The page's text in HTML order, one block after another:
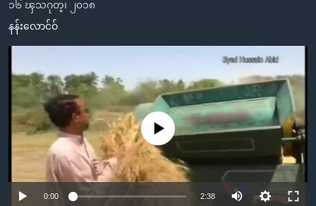
Link
များ
အကြောင်းအရာ
ကျော်
ကြည့်
နိုင်ငံတကာ
အမေရိကန်
တရုတ်
အစ္စရေး-ပါလက်စတိုင်း
ဗွီဒီယို
သတင်းလွတ်လပ်ခွင့်
ရပ်ဝန်းတခု လမ်းတခု အလွန်
အင်္ဂလိပ်စာလေ့လာမယ်
အမေရိကန်သုံးအီဒီယံ
မကြေးမုံရဲ့ အင်္ဂလိပ်စာ
ရုပ်ရှင်ထဲက အင်္ဂလိပ်စာ
သုတပဒေသာ အင်္ဂလိပ်စာ
အပတ်စဉ်ကဏ္ဍများ
ရေဒီယို
ရေဒီယိုနှင့်ရုပ်သံ အချက်အလက်များ
ရေဒီယို/တီဗွီအစီအစဉ်
၁၆ ၾသဂုတ္၊ ၂၀၁၈
နန်းလောင်ဝ်
No media source currently available
0:00 2:38